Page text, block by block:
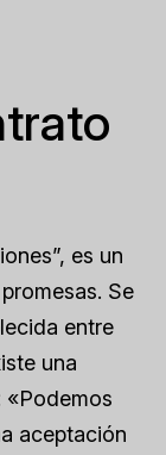
es un
Se
entre
una
«Podemos
aceptación